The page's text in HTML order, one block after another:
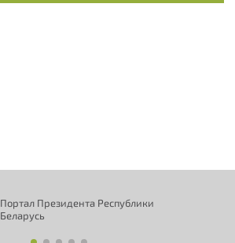
Портал Президента Республики
Беларусь